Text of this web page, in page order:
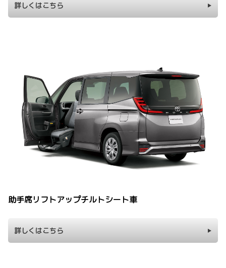
詳しくはこちら
助手席リフトアップチルトシート車
詳しくはこちら